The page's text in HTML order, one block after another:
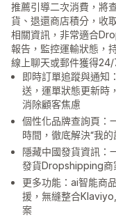
推薦引導二次消費，將
貨、退還商店積分，收
相關資訊，非常適合
報告，監控運輸狀態，
線上聊天或郵件獲得24/
即時訂單追蹤與通知
送，運單狀態更新時
消除顧客焦慮
個性化品牌查詢頁：
時間，徹底解決“我
隱藏中國發貨資訊：
發貨Dropshipping商
更多功能：ai智能商
援，無縫整合
案